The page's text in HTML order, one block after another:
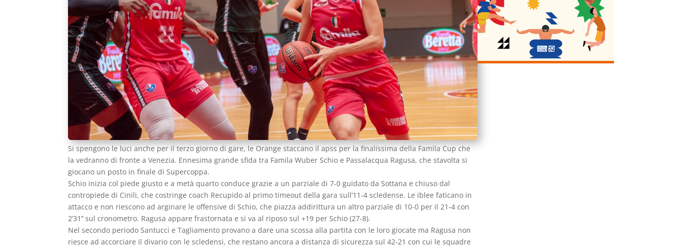
Si spengono le luci anche per il terzo giorno di gare, le Orange staccano il apss per la finalissima della Famila Cup che
la vedranno di fronte a Venezia. Ennesima grande sfida tra Famila Wuber Schio e Passalacqua Ragusa, che stavolta si
giocano un posto in finale di Supercoppa.
Schio inizia col piede giusto e a metà quarto conduce grazie a un parziale di 7-0 guidato da Sottana e chiuso dal
contropiede di Cinili, che costringe coach Recupido al primo timeout della gara sull’11-4 scledense. Le iblee faticano in
attacco e non riescono ad arginare le offensive di Schio, che piazza addirittura un altro parziale di 10-0 per il 21-4 con
2’31’’ sul cronometro. Ragusa appare frastornata e si va al riposo sul +19 per Schio (27-8).
Nel secondo periodo Santucci e Tagliamento provano a dare una scossa alla partita con le loro giocate ma Ragusa non
riesce ad accorciare il divario con le scledensi, che restano ancora a distanza di sicurezza sul 42-21 con cui le squadre